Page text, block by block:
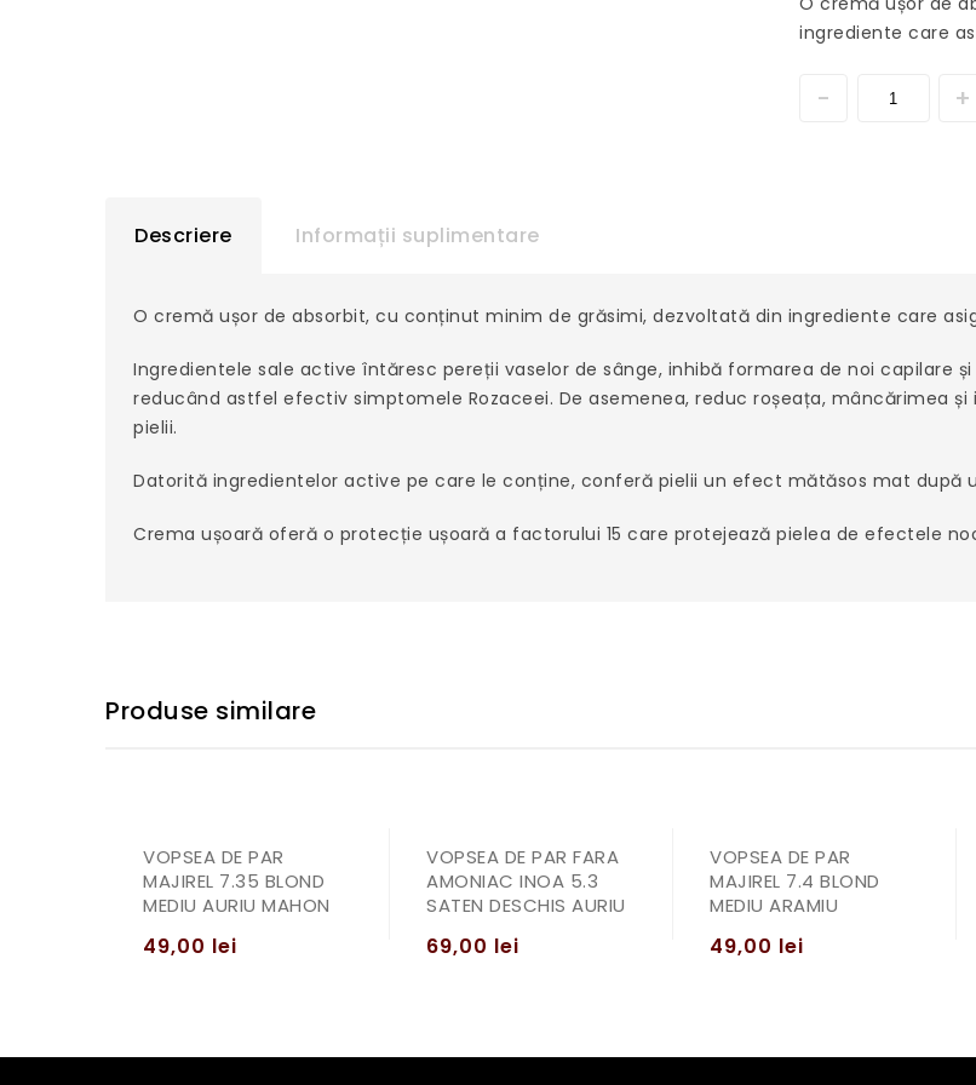
ingrediente care
Descriere Informații suplimentare
O cremă ușor de absorbit, cu conținut minim de grăsimi, dezvoltată din ingrediente care
Ingredientele sale active întăresc pereții vaselor de sânge, inhibă formarea de noi capilare
reducând astfel efectiv simptomele Rozaceei. De asemenea, reduc roșeața, mâncărimea
pielii.
Datorită ingredientelor active pe care le conține, conferă pielii un efect mătăsos mat după
Crema ușoară oferă o protecție ușoară a factorului 15 care protejează pielea de efectele
Produse similare
VOPSEA DE PAR
MAJIREL 7.35 BLOND
MEDIU AURIU MAHON
49,00 lei
VOPSEA DE PAR FARA
AMONIAC INOA 5.3
SATEN DESCHIS AURIU
69,00 lei
VOPSEA DE PAR
MAJIREL 7.4 BLOND
MEDIU ARAMIU
49,00 lei